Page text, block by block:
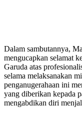
Dalam sambutannya,
mengucapkan selamat
Garuda atas
selama melaksanakan
penganugerahaan ini
yang diberikan kepada
mengabdikan diri